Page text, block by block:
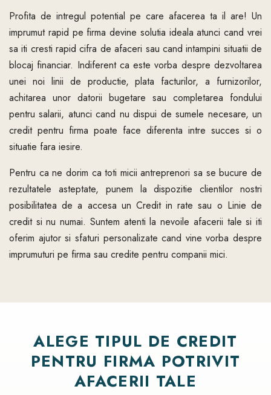
Profita de intregul potential pe care afacerea ta il are! Un
imprumut rapid pe firma devine solutia ideala atunci cand vrei
sa iti cresti rapid cifra de afaceri sau cand intampini situatii de
blocaj financiar. Indiferent ca este vorba despre dezvoltarea
unei noi linii de productie, plata facturilor, a furnizorilor,
achitarea unor datorii bugetare sau completarea fondului
pentru salarii, atunci cand nu dispui de sumele necesare, un
credit pentru firma poate face diferenta intre succes si o
situatie fara iesire.
Pentru ca ne dorim ca toti micii antreprenori sa se bucure de
rezultatele asteptate, punem la dispozitie clientilor nostri
posibilitatea de a accesa un Credit in rate sau o Linie de
credit si nu numai. Suntem atenti la nevoile afacerii tale si iti
oferim ajutor si sfaturi personalizate cand vine vorba despre
imprumuturi pe firma sau credite pentru companii mici.
ALEGE TIPUL DE CREDIT
PENTRU FIRMA POTRIVIT
AFACERII TALE